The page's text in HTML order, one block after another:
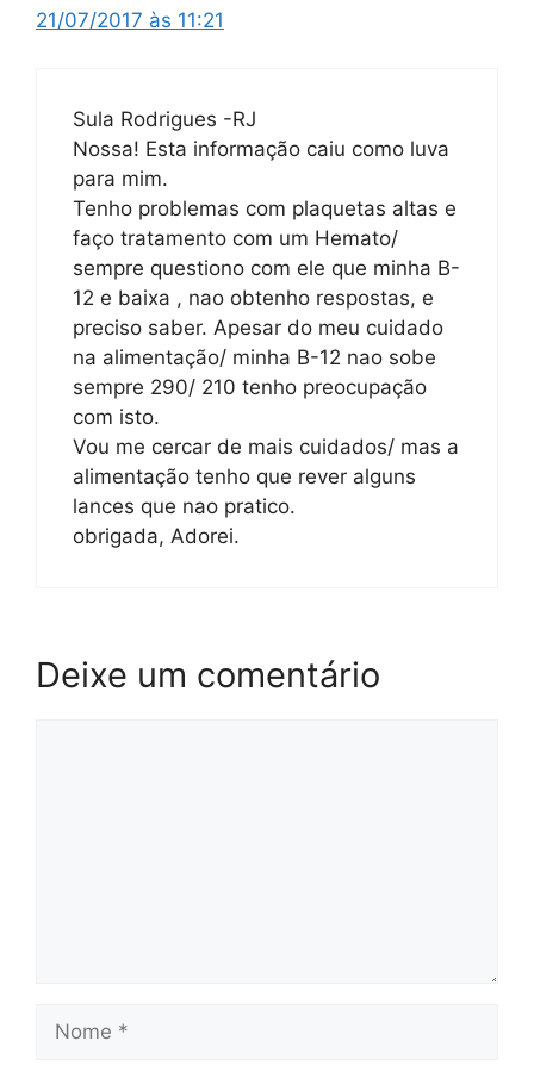
21/07/2017 às 11:21
Sula Rodrigues -RJ
Nossa! Esta informação caiu como luva
para mim.
Tenho problemas com plaquetas altas e
faço tratamento com um Hemato/
sempre questiono com ele que minha B-
12 e baixa , nao obtenho respostas, e
preciso saber. Apesar do meu cuidado
na alimentação/ minha B-12 nao sobe
sempre 290/ 210 tenho preocupação
com isto.
Vou me cercar de mais cuidados/ mas a
alimentação tenho que rever alguns
lances que nao pratico.
obrigada, Adorei.
Deixe um comentário